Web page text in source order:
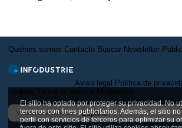
El sitio ha optado por proteger su privacidad. No
terceros con fines publicitarios. Además, el sitio
perfil con servicios de terceros para optimizar su
Quiénes somos Contacto Buscar Newsletter
Aviso legal Política de
Versión internacional